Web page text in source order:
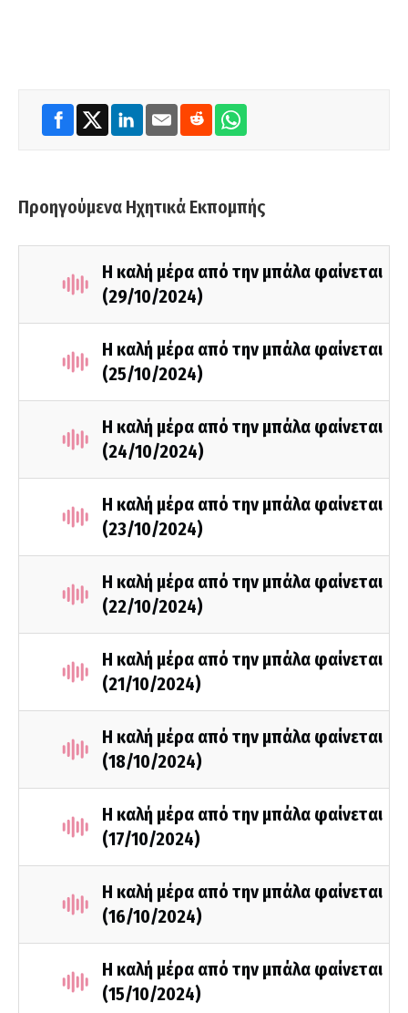
Προηγούμενα Ηχητικά Εκπομπής
Η καλή μέρα από την μπάλα φαίνεται
(29/10/2024)
Η καλή μέρα από την μπάλα φαίνεται
(25/10/2024)
Η καλή μέρα από την μπάλα φαίνεται
(24/10/2024)
Η καλή μέρα από την μπάλα φαίνεται
(23/10/2024)
Η καλή μέρα από την μπάλα φαίνεται
(22/10/2024)
Η καλή μέρα από την μπάλα φαίνεται
(21/10/2024)
Η καλή μέρα από την μπάλα φαίνεται
(18/10/2024)
Η καλή μέρα από την μπάλα φαίνεται
(17/10/2024)
Η καλή μέρα από την μπάλα φαίνεται
(16/10/2024)
Η καλή μέρα από την μπάλα φαίνεται
(15/10/2024)